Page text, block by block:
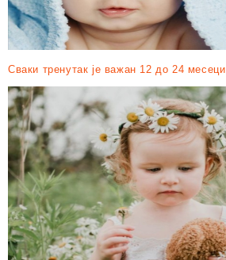
Сваки тренутак је важан 12 до 24 месеци